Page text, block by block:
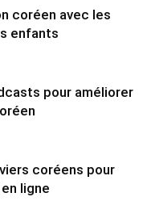
coréen avec les
enfants
pour améliorer
coréens pour
ligne